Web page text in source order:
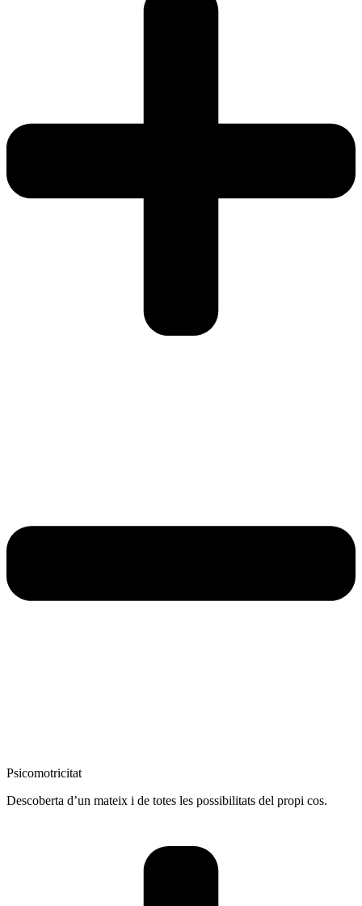
Psicomotricitat
Descoberta d’un mateix i de totes les possibilitats del propi cos.